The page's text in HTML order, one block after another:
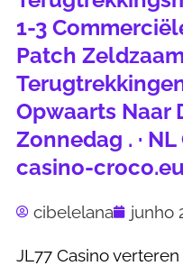
1-3
Patch
Opwaarts Naar
Zonnedag . ·
casino-
cibelelana junho
JL77 Casino